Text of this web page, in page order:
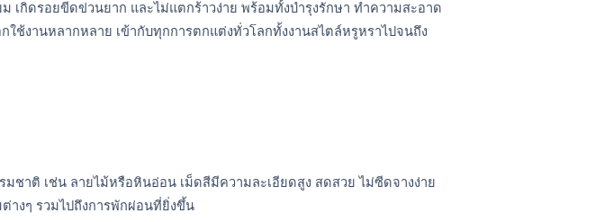
กิดรอยขีดข่วนยาก และไม่แตกร้าวง่าย พร้อมทั้งบำรุงรักษา ทำความสะอาด
ช้งานหลากหลาย เข้ากับทุกการตกแต่งทั่วโลกทั้งงานสไตล์หรูหราไปจนถึง
าติ เช่น ลายไม้หรือหินอ่อน เม็ดสีมีความละเอียดสูง สดสวย ไม่ซีดจางง่าย
างๆ รวมไปถึงการพักผ่อนที่ยิ่งขึ้น